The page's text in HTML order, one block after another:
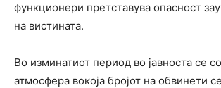
функционери претставува опасност
на вистината.
Во изминатиот период во јавноста се
атмосфера вокоја бројот на обвинети